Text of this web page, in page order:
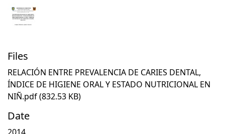
Files
RELACIÓN ENTRE PREVALENCIA DE CARIES DENTAL,
ÍNDICE DE HIGIENE ORAL Y ESTADO NUTRICIONAL EN
NIÑ.pdf(832.53 KB)
Date